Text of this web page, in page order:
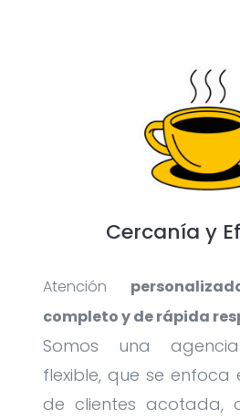
Cercanía y
Atención
completo y de rápida
Somos una
flexible, que se
de clientes acotada,